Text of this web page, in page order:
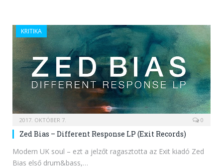
KRITIKA
2017. OKTÓBER 7. 0
Zed Bias – Different Response LP (Exit Records)
Modern UK soul – ezt a jelzőt ragasztotta az Exit kiadó Zed
Bias első drum&bass,…